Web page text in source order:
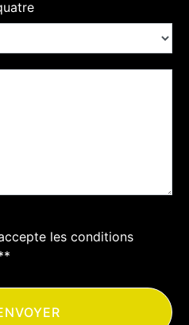
les conditions